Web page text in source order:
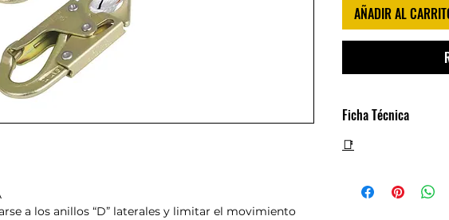
a los anillos “D” laterales y limitar el movimiento
AÑADIR AL
Ficha Técnica
📑